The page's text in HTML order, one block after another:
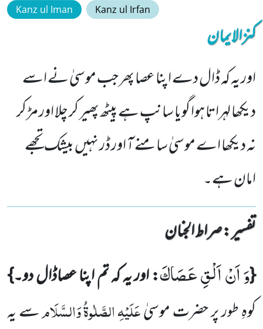
Kanz ul Iman Kanz ul Irfan
کنزالایمان
اور یہ کہ ڈال دے اپنا عصا پھر جب موسیٰ نے اسے
دیکھا لہراتا ہوا گویا سانپ ہے پیٹھ پھیر کر چلا اور مڑ کر
نہ دیکھا اے موسیٰ سامنے آ اور ڈر نہیں بیشک تجھے
امان ہے۔
تفسیر : ‎صراط الجنان
{وَ اَنْ اَلْقِ عَصَاكَ: اور یہ کہ تم اپنا عصاڈال دو۔}
کوہِ طور پر حضرت موسیٰعَلَیْہِالصَّلٰوۃُوَالسَّلَامسے یہ